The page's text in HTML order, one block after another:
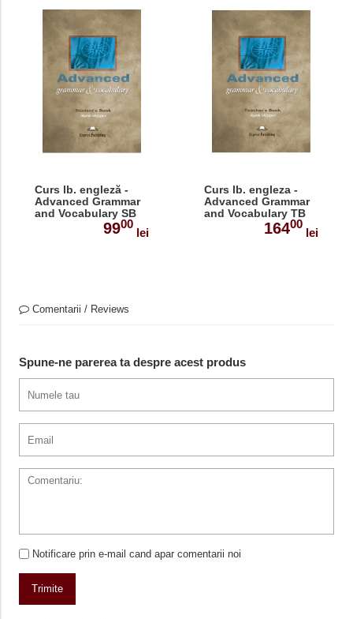
Curs lb. engleză -
Advanced Grammar
and Vocabulary SB
9900
lei
Curs lb. engleza -
Advanced Grammar
and Vocabulary TB
16400
lei
Comentarii / Reviews
Spune-ne parerea ta despre acest produs
Notificare prin e-mail cand apar comentarii noi
Trimite